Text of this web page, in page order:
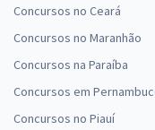
Concursos no Ceará
Concursos no Maranhão
Concursos na Paraíba
Concursos em
Concursos no Piauí